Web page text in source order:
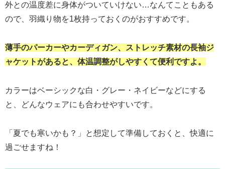
外との温度差に身体がついていけない…なんてこともある
ので、羽織り物を1枚持っておくのがおすすめです。
薄手のパーカーやカーディガン、ストレッチ素材の長袖ジ
ャケットがあると、体温調整がしやすくて便利ですよ。
カラーはベーシックな白・グレー・ネイビーなどにする
と、どんなウェアにも合わせやすいです。
「夏でも寒いかも？」と想定して準備しておくと、快適に
過ごせますね！